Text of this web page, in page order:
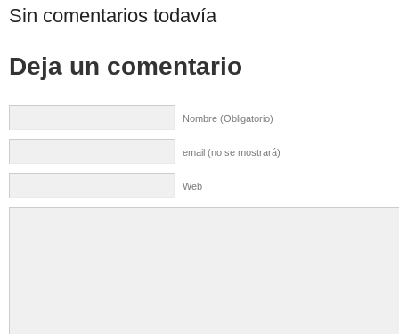
Sin comentarios todavía
Deja un comentario
Nombre (Obligatorio)
email (no se mostrará)
Web